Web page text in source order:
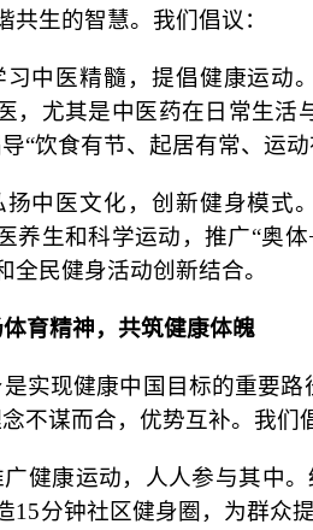
共生的智慧。我们倡议：
习中医精髓，提倡健康运
，尤其是中医药在日常生
“饮食有节、起居有常、运
扬中医文化，创新健身模
养生和科学运动，推广“奥
全民健身活动创新结合。
育精神，共筑健康体魄
实现健康中国目标的重要
不谋而合，优势互补。我们
广健康运动，人人参与其中
15分钟社区健身圈，为群众